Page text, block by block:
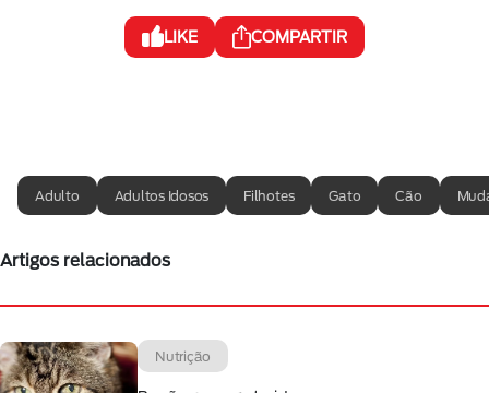
LIKE COMPARTIR
Adulto Adultos Idosos Filhotes Gato Cão
Artigos relacionados
Nutrição